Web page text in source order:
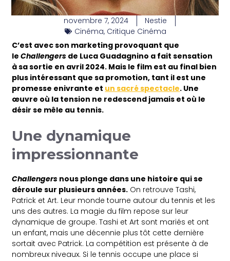
novembre 7, 2024
Nestie
Cinéma, Critique Cinéma
C’est avec son marketing provoquant que
leChallengers de Luca Guadagnino a fait sensation
à sa sortie en avril 2024. Mais le film est au final bien
plus intéressant que sa promotion, tant il est une
promesse enivrante et un sacré spectacle. Une
œuvre où la tension ne redescend jamais et où le
désir se mêle au tennis.
Une dynamique
impressionnante
Challengers nous plonge dans une histoire qui se
déroule sur plusieurs années. On retrouve Tashi,
Patrick et Art. Leur monde tourne autour du tennis et les
uns des autres. La magie du film repose sur leur
dynamique de groupe. Tashi et Art sont mariés et ont
un enfant, mais une décennie plus tôt cette dernière
sortait avec Patrick. La compétition est présente à de
nombreux niveaux. Si le tennis occupe une place si